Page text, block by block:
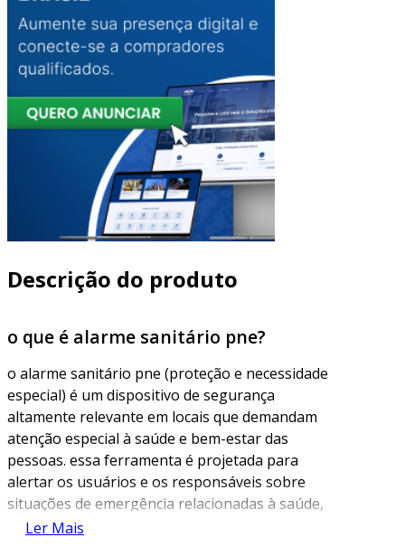
Descrição do produto
o que é alarme sanitário pne?
o alarme sanitário pne (proteção e necessidade
especial) é um dispositivo de segurança
altamente relevante em locais que demandam
atenção especial à saúde e bem-estar das
pessoas. essa ferramenta é projetada para
alertar os usuários e os responsáveis sobre
situações de emergência relacionadas à saúde,
como vazamentos de gás, falhas em sistemas
Ler Mais